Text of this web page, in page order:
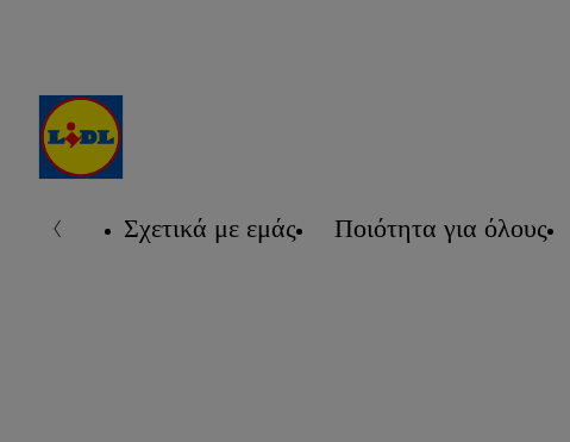
Σχετικά με εμάς Ποιότητα για όλους